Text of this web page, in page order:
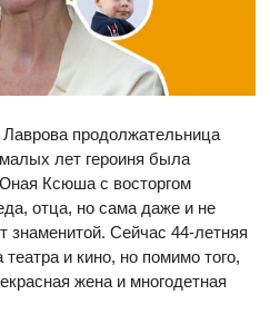
Лаврова продолжательница
лет героиня была
Ксюша с восторгом
отца, но сама даже и не
знаменитой. Сейчас 44-летняя
и кино, но помимо того,
жена и многодетная